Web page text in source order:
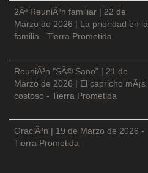
2Âª ReuniÃ³n familiar | 22 de
Marzo de 2026 | La prioridad en la
familia - Tierra Prometida
ReuniÃ³n "SÃ© Sano" | 21 de
Marzo de 2026 | El capricho mÃ¡s
costoso - Tierra Prometida
OraciÃ³n | 19 de Marzo de 2026 -
Tierra Prometida